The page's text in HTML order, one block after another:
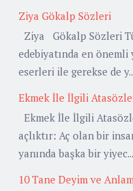
Ziya Gökalp Sözleri
Ziya Gökalp Sözleri
edebiyatında en
eserleri ile gerekse de
Ekmek İle İlgili
Ekmek İle İlgili
açlıktır: Aç olan bir
yanında başka bir yiyec...
10 Tane Deyim ve